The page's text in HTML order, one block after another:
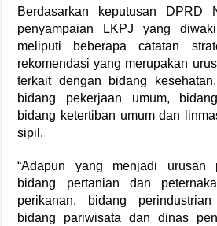
Berdasarkan keputusan
penyampaian LKPJ yang
meliputi beberapa catatan
rekomendasi yang merupakan
terkait dengan bidang
bidang pekerjaan umum,
bidang ketertiban umum dan
sipil.
“Adapun yang menjadi urusan
bidang pertanian dan
perikanan, bidang
bidang pariwisata dan dinas